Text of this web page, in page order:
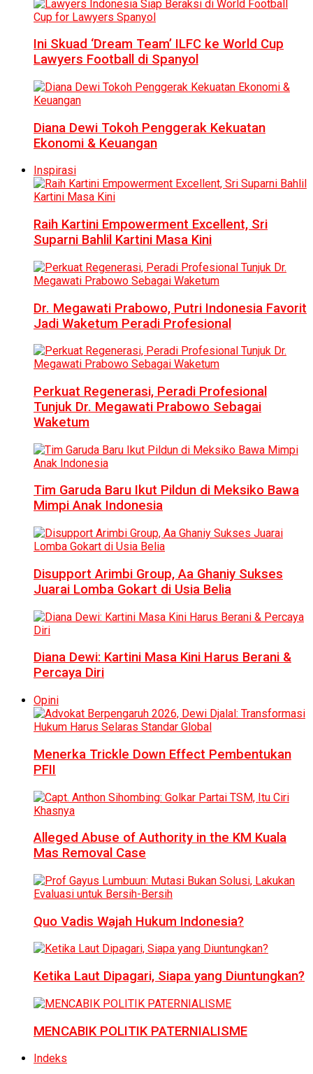
Ini Skuad ‘Dream Team’ ILFC ke World Cup
Lawyers Football di Spanyol
Diana Dewi Tokoh Penggerak Kekuatan
Ekonomi & Keuangan
Inspirasi
Raih Kartini Empowerment Excellent, Sri
Suparni Bahlil Kartini Masa Kini
Dr. Megawati Prabowo, Putri Indonesia Favorit
Jadi Waketum Peradi Profesional
Perkuat Regenerasi, Peradi Profesional
Tunjuk Dr. Megawati Prabowo Sebagai
Waketum
Tim Garuda Baru Ikut Pildun di Meksiko Bawa
Mimpi Anak Indonesia
Disupport Arimbi Group, Aa Ghaniy Sukses
Juarai Lomba Gokart di Usia Belia
Diana Dewi: Kartini Masa Kini Harus Berani &
Percaya Diri
Opini
Menerka Trickle Down Effect Pembentukan
PFII
Alleged Abuse of Authority in the KM Kuala
Mas Removal Case
Quo Vadis Wajah Hukum Indonesia?
Ketika Laut Dipagari, Siapa yang Diuntungkan?
MENCABIK POLITIK PATERNIALISME
Indeks